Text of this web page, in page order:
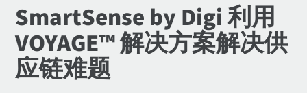
SmartSense by Digi 利用
VOYAGE™ 解决方案解决供
应链难题